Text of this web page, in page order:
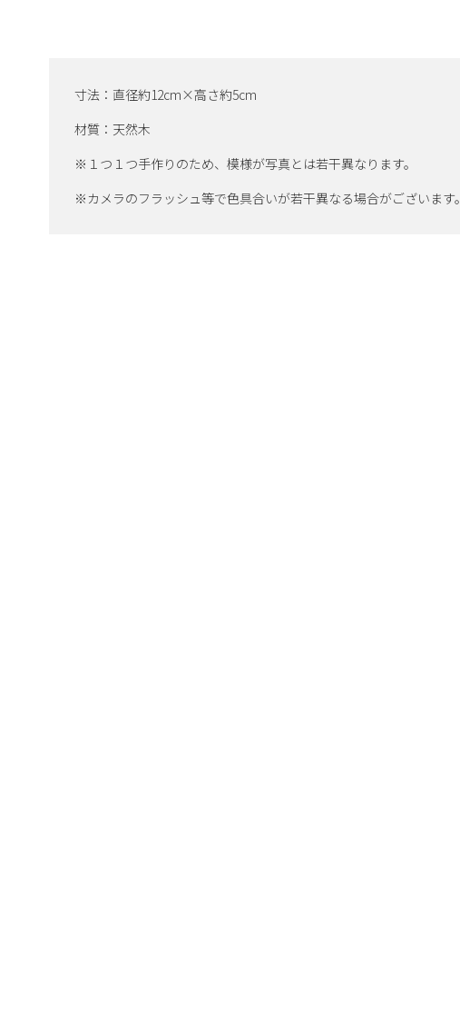
寸法：直径約12cm×高さ約5cm
材質：天然木
※１つ１つ手作りのため、模様が写真とは若干異なります。
※カメラのフラッシュ等で色具合いが若干異なる場合がございます。